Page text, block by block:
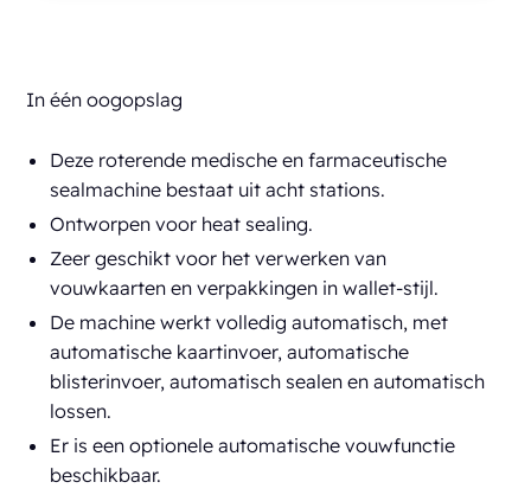
In één oogopslag
Deze roterende medische en farmaceutische
sealmachine bestaat uit acht stations.
Ontworpen voor heat sealing.
Zeer geschikt voor het verwerken van
vouwkaarten en verpakkingen in wallet-stijl.
De machine werkt volledig automatisch, met
automatische kaartinvoer, automatische
blisterinvoer, automatisch sealen en automatisch
lossen.
Er is een optionele automatische vouwfunctie
beschikbaar.